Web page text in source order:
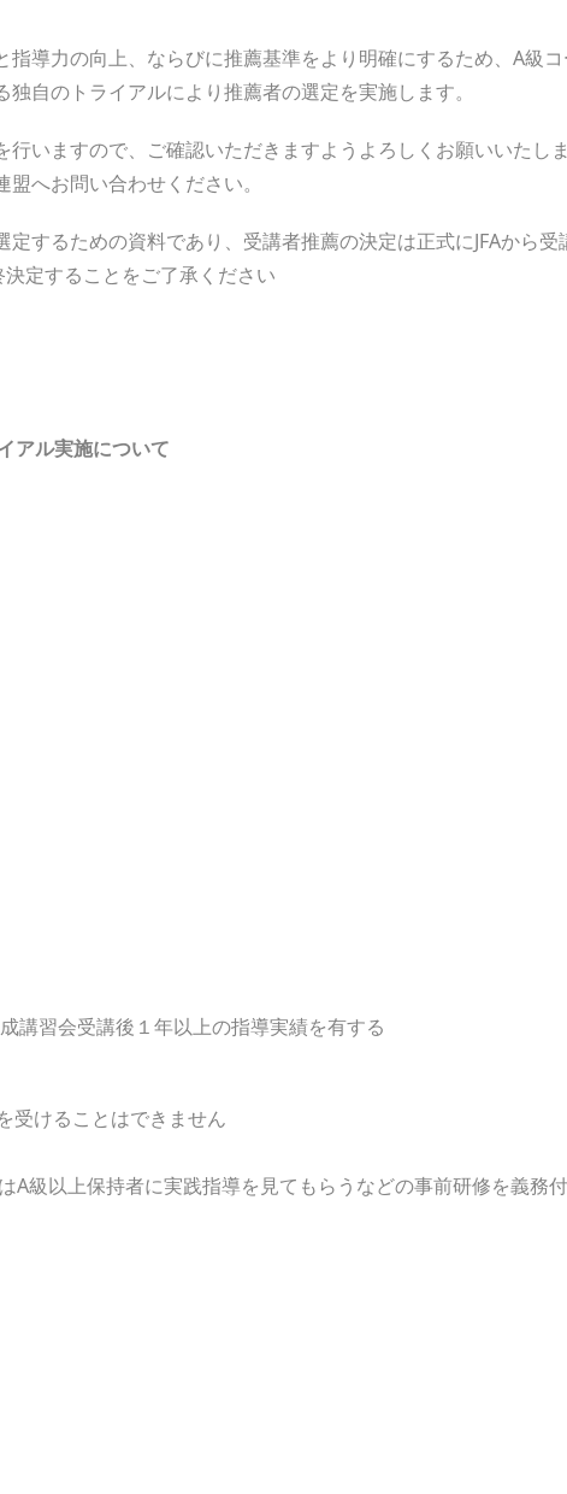
導力の向上、ならびに推薦基準をより明確にするため、A級コ
自のトライアルにより推薦者の選定を実施します。
いますので、ご確認いただきますようよろしくお願いいたし
へお問い合わせください。
するための資料であり、受講者推薦の決定は正式にJFAから受
定することをご了承ください
アル実施について
講習会受講後１年以上の指導実績を有する
受けることはできません
A級以上保持者に実践指導を見てもらうなどの事前研修を義務